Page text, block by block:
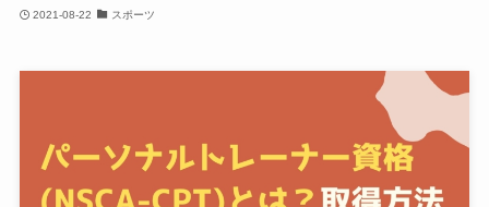
2021-08-22 スポーツ